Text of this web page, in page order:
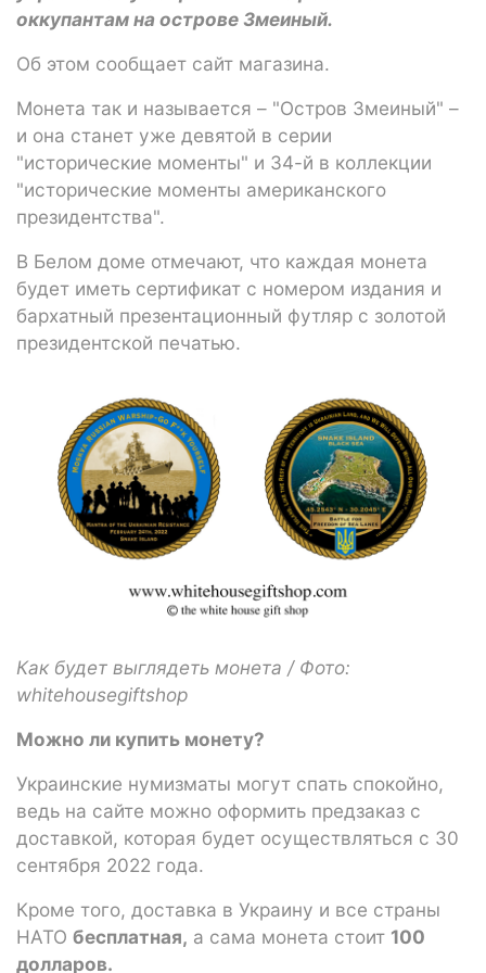
оккупантам на острове Змеиный.
Об этом сообщает сайт магазина.
Монета так и называется – "Остров Змеиный" –
и она станет уже девятой в серии
"исторические моменты" и 34-й в коллекции
"исторические моменты американского
президентства".
В Белом доме отмечают, что каждая монета
будет иметь сертификат с номером издания и
бархатный презентационный футляр с золотой
президентской печатью.
Как будет выглядеть монета / Фото:
whitehousegiftshop
Можно ли купить монету?
Украинские нумизматы могут спать спокойно,
ведь на сайте можно оформить предзаказ с
доставкой, которая будет осуществляться с 30
сентября 2022 года.
Кроме того, доставка в Украину и все страны
НАТО бесплатная, а сама монета стоит 100
долларов.